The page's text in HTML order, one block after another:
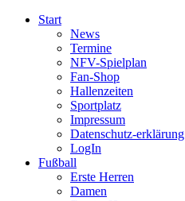
Start
News
Termine
NFV-Spielplan
Fan-Shop
Hallenzeiten
Sportplatz
Impressum
Datenschutz-erklärung
LogIn
Fußball
Erste Herren
Damen